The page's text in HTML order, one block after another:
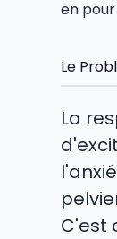
en
Le
La
C'est